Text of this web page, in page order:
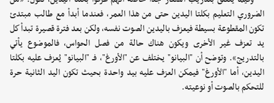
الضروري التعليم بكلتا اليدين حتى من هذا العمر، فعندما أبدأ مع طالب مبتدئ
تكون المقطوعة بسيطة فيعزف باليدين الصوت نفسه، ولكن بعد فترة قصيرة تبدأ كل
يد تعزف غير الأخرى ويكون هناك حالة من فصل الحواس، فالموضوع يأتي
بالتدريج». وتوضح أن "البيانو" يختلف عن "الأورغ"، فـ "البيانو" يُعزف عليه بكلتا
اليدين، أما "الأورغ" فيمكن العزف عليه بيد واحدة بحيث تكون اليد الثانية حرة
للتحكم بالصوت أو نوعيته.